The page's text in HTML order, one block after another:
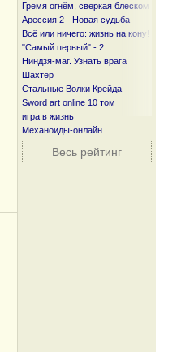
Гремя огнём, сверкая блеском стали т.4
Арессия 2 - Новая судьба
Всё или ничего: жизнь на кону! Том 1.
"Самый первый" - 2
Ниндзя-маг. Узнать врага
Шахтер
Стальные Волки Крейда
Sword art online 10 том
игра в жизнь
Механоиды-онлайн
Весь рейтинг